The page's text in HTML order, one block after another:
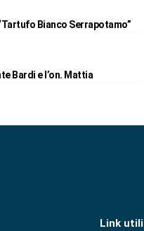
Bianco Serrapotamo”
Bardi e l’on. Mattia
Link utili